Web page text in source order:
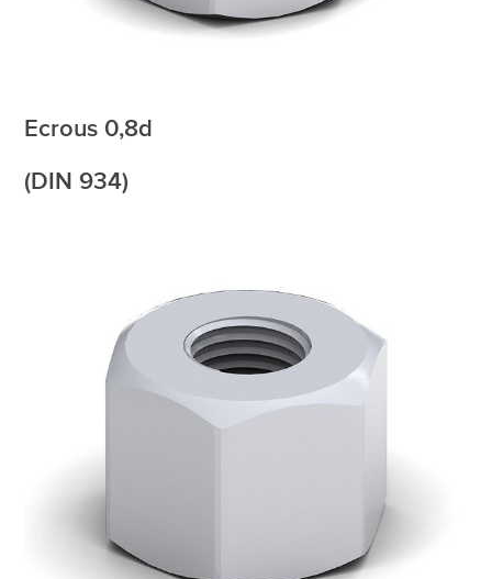
Ecrous 0,8d
(DIN 934)